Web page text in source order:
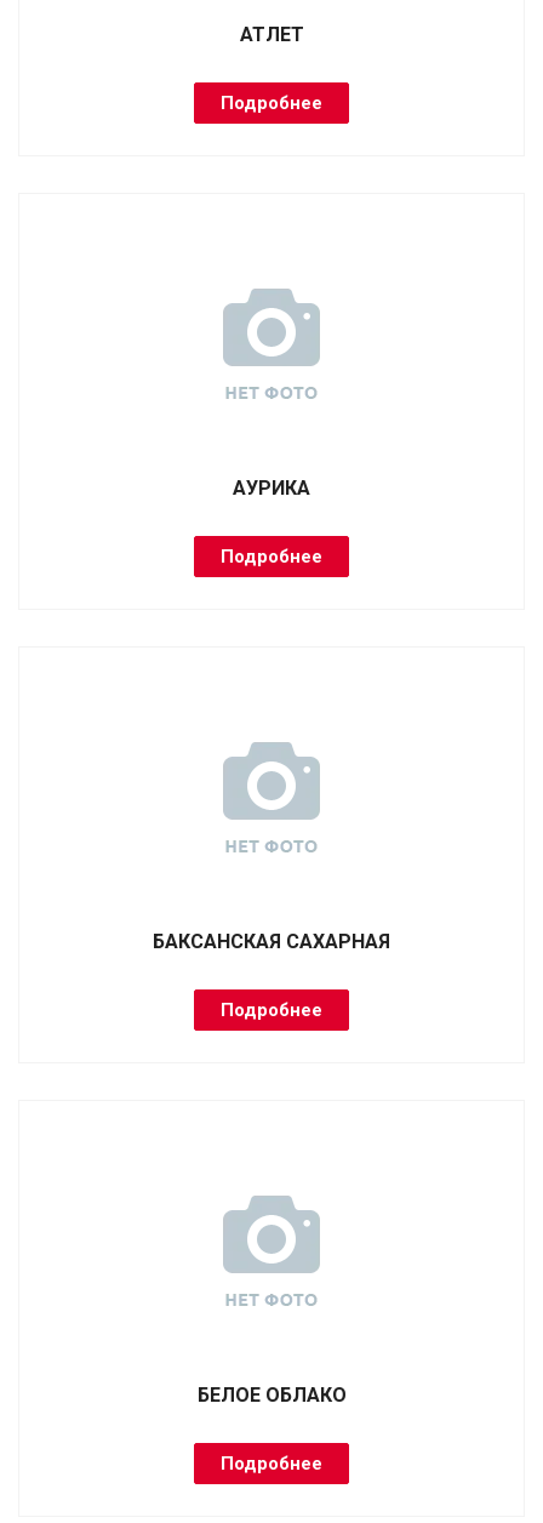
АТЛЕТ
Подробнее
АУРИКА
Подробнее
БАКСАНСКАЯ САХАРНАЯ
Подробнее
БЕЛОЕ ОБЛАКО
Подробнее